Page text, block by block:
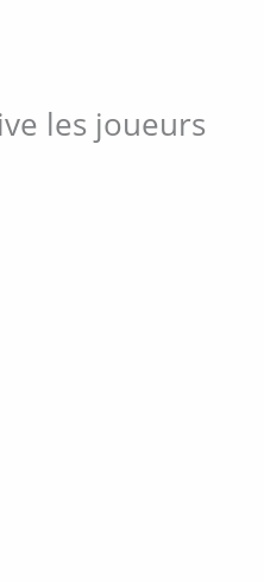
les joueurs